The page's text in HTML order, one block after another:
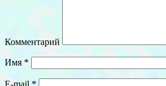
Комментарий
Имя *
E-mail *